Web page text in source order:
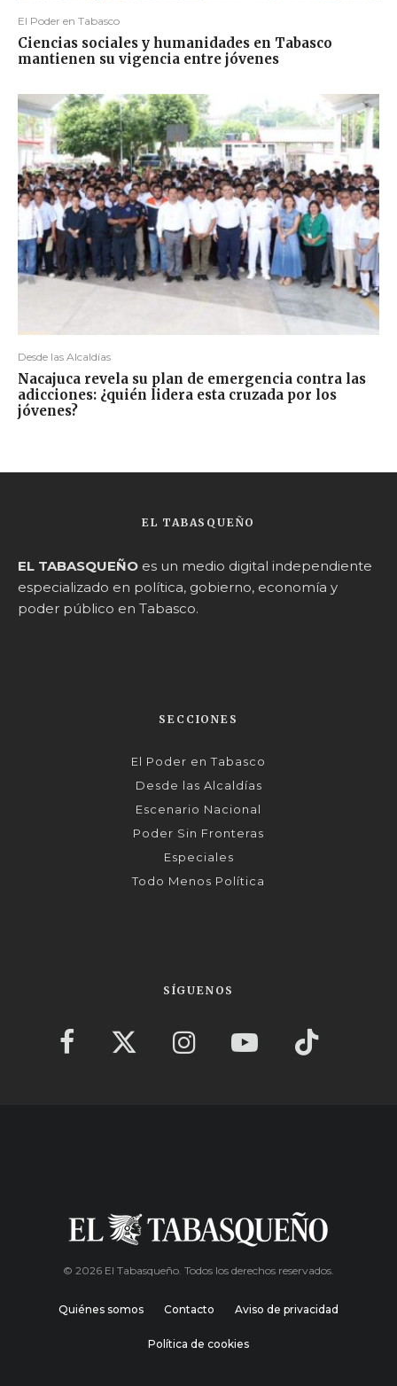
El Poder en Tabasco
Ciencias sociales y humanidades en Tabasco
mantienen su vigencia entre jóvenes
Desde las Alcaldías
Nacajuca revela su plan de emergencia contra las
adicciones: ¿quién lidera esta cruzada por los
jóvenes?
EL TABASQUEÑO
EL TABASQUEÑO es un medio digital independiente
especializado en política, gobierno, economía y
poder público en Tabasco.
SECCIONES
El Poder en Tabasco
Desde las Alcaldías
Escenario Nacional
Poder Sin Fronteras
Especiales
Todo Menos Política
SÍGUENOS
© 2026 El Tabasqueño. Todos los derechos reservados.
Quiénes somos Contacto Aviso de privacidad
Política de cookies